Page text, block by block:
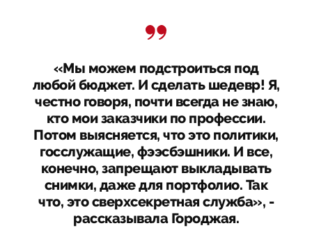
«Мы можем подстроиться под
любой бюджет. И сделать шедевр! Я,
честно говоря, почти всегда не знаю,
кто мои заказчики по профессии.
Потом выясняется, что это политики,
госслужащие, фээсбэшники. И все,
конечно, запрещают выкладывать
снимки, даже для портфолио. Так
что, это сверхсекретная служба», -
рассказывала Городжая.